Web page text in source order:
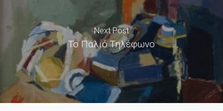
Next Post
Το Παλιό Τηλέφωνο